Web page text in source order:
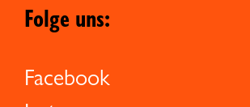
Folge uns:
Facebook